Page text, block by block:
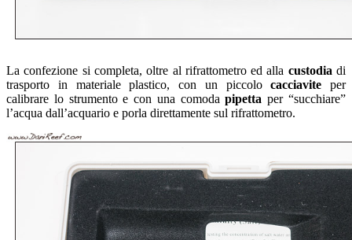
La confezione si completa, oltre al rifrattometro ed alla custodia di
trasporto in materiale plastico, con un piccolocacciavite per
calibrare lo strumento e con una comodapipetta per “succhiare”
l’acqua dall’acquario e porla direttamente sul rifrattometro.